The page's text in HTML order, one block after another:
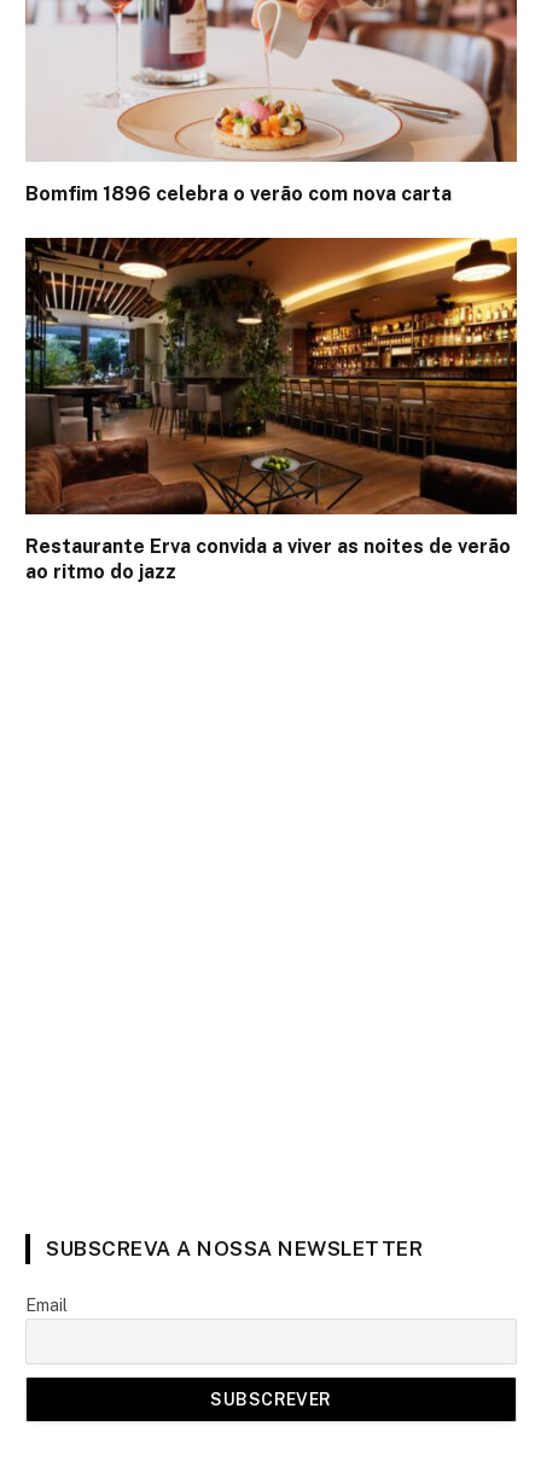
Bomfim 1896 celebra o verão com nova carta
Restaurante Erva convida a viver as noites de verão
ao ritmo do jazz
SUBSCREVA A NOSSA NEWSLETTER
Email